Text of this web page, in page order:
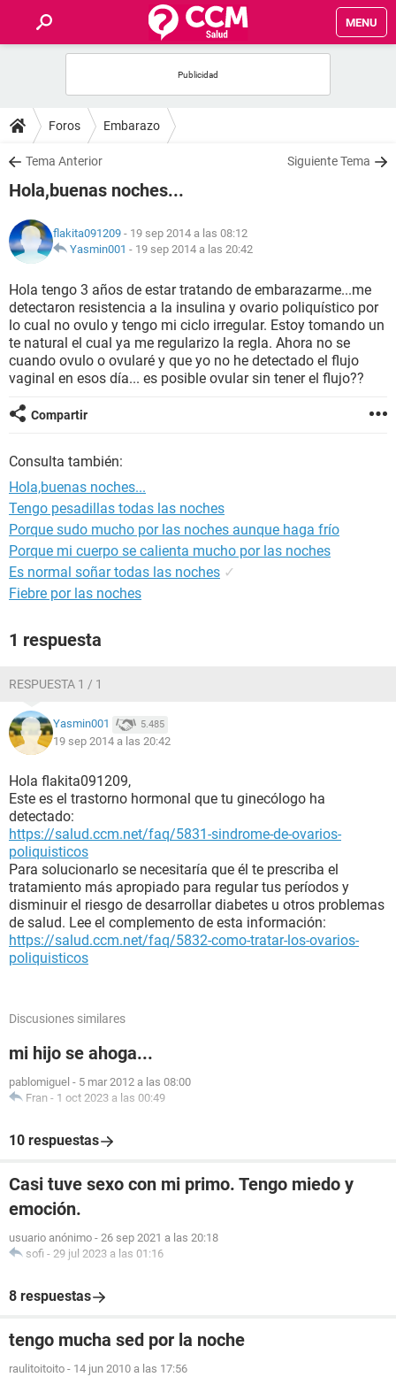
MENU
FOROS
SALUD
FAMILIA
NUTRICIÓN
BIENESTAR
SEXUALIDAD
GLOSARIO
Foros Embarazo
Tema Anterior Siguiente Tema
Hola,buenas noches...
flakita091209 - 19 sep 2014 a las 08:12
Yasmin001 - 19 sep 2014 a las 20:42
Hola tengo 3 años de estar tratando de embarazarme...me
detectaron resistencia a la insulina y ovario poliquístico por
lo cual no ovulo y tengo mi ciclo irregular. Estoy tomando un
te natural el cual ya me regularizo la regla. Ahora no se
cuando ovulo o ovularé y que yo no he detectado el flujo
vaginal en esos día... es posible ovular sin tener el flujo??
Compartir
Consulta también:
Hola,buenas noches...
Tengo pesadillas todas las noches
Porque sudo mucho por las noches aunque haga frío
Porque mi cuerpo se calienta mucho por las noches
Es normal soñar todas las noches ✓
Fiebre por las noches
1 respuesta
RESPUESTA 1 / 1
Yasmin001 5.485
19 sep 2014 a las 20:42
Hola flakita091209,
Este es el trastorno hormonal que tu ginecólogo ha
detectado:
https://salud.ccm.net/faq/5831-sindrome-de-ovarios-
poliquisticos
Para solucionarlo se necesitaría que él te prescriba el
tratamiento más apropiado para regular tus períodos y
disminuir el riesgo de desarrollar diabetes u otros problemas
de salud. Lee el complemento de esta información:
https://salud.ccm.net/faq/5832-como-tratar-los-ovarios-
poliquisticos
Discusiones similares
mi hijo se ahoga...
pablomiguel - 5 mar 2012 a las 08:00
Fran - 1 oct 2023 a las 00:49
10 respuestas
Casi tuve sexo con mi primo. Tengo miedo y
emoción.
usuario anónimo - 26 sep 2021 a las 20:18
sofi - 29 jul 2023 a las 01:16
8 respuestas
tengo mucha sed por la noche
raulitoitoito - 14 jun 2010 a las 17:56